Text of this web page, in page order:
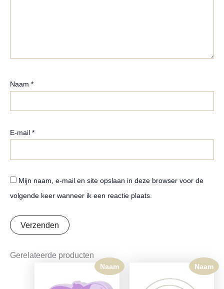
Naam *
E-mail *
Mijn naam, e-mail en site opslaan in deze browser voor de
volgende keer wanneer ik een reactie plaats.
Gerelateerde producten
Naam Naam